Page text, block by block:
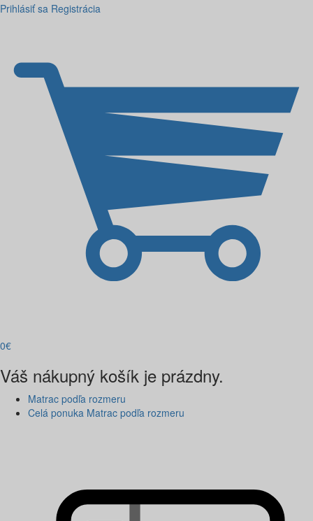
Prihlásiť sa Registrácia
0€
Váš nákupný košík je prázdny.
Matrac podľa rozmeru
Celá ponuka Matrac podľa rozmeru